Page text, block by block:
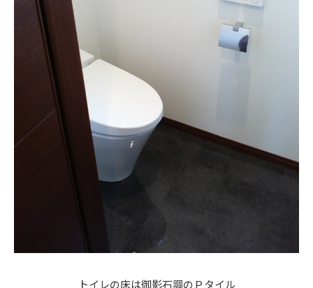
トイレの床は御影石調のＰタイル